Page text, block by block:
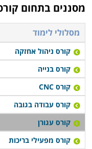
מסננים בתחום
מסלולי לימוד
קורס ניהול אחזקה
קורס בנייה
קורס CNC
קורס עבודה בגובה
קורס עגורן
קורס מפעילי בריכות